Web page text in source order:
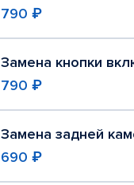
790 ₽
Замена кнопки
790 ₽
Замена задней
690 ₽